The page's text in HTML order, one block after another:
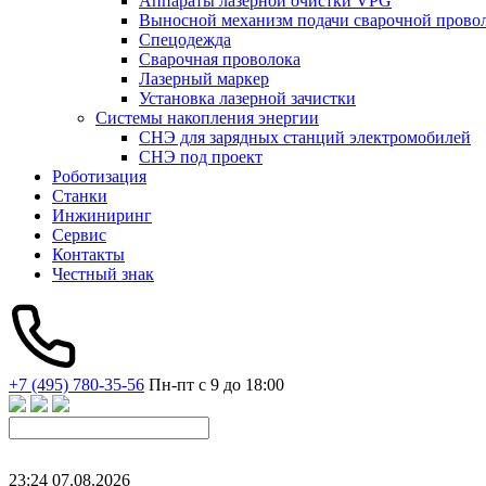
Выносной механизм подачи сварочной
Спецодежда
Сварочная проволока
Лазерный маркер
Установка лазерной зачистки
Системы накопления энергии
СНЭ для зарядных станций электромобилей
СНЭ под проект
Роботизация
Станки
Инжиниринг
Сервис
Контакты
Честный знак
+7 (495) 780-35-56 Пн-пт с 9 до 18:00
23:24 07.08.2026